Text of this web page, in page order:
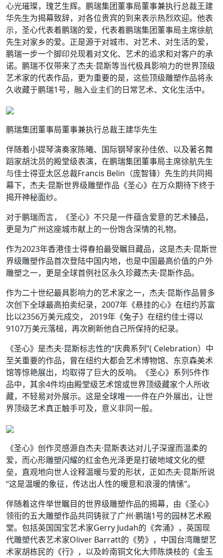
心光璀璨，瑰艺生辉。鹏瑞集团董事局董事兼执行总裁王建
华先生为揭幕致辞，对各位贵宾的到来表示热烈欢迎。他表
示，圣心代表着鹏瑞的爱，代表着鹏瑞集团董事局主席徐航
先生对家乡的爱。正是源于对城市、对艺术、对生活的爱，
鹏瑞一步一个脚印兑现着对文化、艺术的追求和对客户的承
诺。鹏瑞不仅带来了杰夫·昆斯等当代极具影响力的世界顶级
艺术家的代表作品，更为重要的是，这些顶级雕塑作品将永
久收藏于鹏瑞1号，融入业主们的日常艺术、文化生活中。
鹏瑞集团董事局董事兼执行总裁王建华先生
伴随着小提琴演奏家陈曦、国际钢琴家孙佳依、以及著名舞
蹈家胡沈员的殿堂级表演，在鹏瑞集团董事局主席徐航先生
与佳士得亚太区总裁Francis Belin（庞智锋）先生的共同揭
幕下，杰夫·昆斯世界级雕塑作品《圣心》在万众期待下终于
揭开神秘面纱。
对于鹏瑞而言，《圣心》不只是一件蕴含爱意的艺术臻品，
更是为广州这座城市献上的一份饱含深情的礼物。
作为2023年香港佳士得春拍最受瞩目藏品，这是杰夫·昆斯世
界级雕塑作品首次登陆中国内地，也是中国最高价值的户外
雕塑之一，更是全球首例社区永久珍藏杰夫·昆斯作品。
作为二十世纪最具影响力的艺术家之一，杰夫·昆斯作品曾多
次创下全球最高拍卖纪录，2007年《悬挂的心》在纽约苏富
比以2356万美元成交， 2019年《兔子》在纽约佳士得以
9107万美元落槌，再次刷新他自己所保持的纪录。
《圣心》是杰夫·昆斯标志性的“庆典系列”( Celebration）中
至关重要的作品，曾在纽约大都会艺术博物馆、东京森美术
馆等惊艳展出，均取得了巨大的反响。《圣心》系列5件作
品中，其余4件均由殿堂级艺术馆或世界顶级藏家个人所收
藏，不轻易对外展示。这是全球唯一一件在户外展出，让世
界顶级艺术真正触手可及，意义非同一般。
《圣心》创作灵感源自杰夫·昆斯表达对儿子深邃而温柔的
爱，而心形雕塑闪耀的红金色光泽更是打破地域文化的壁
垒，直观地向世人诠释温暖与爱的形状，正如杰夫·昆斯所说
“这是温暖的象征，传达出人性的暖意和浪漫的情愫”。
伴随着这件举世瞩目的世界级雕塑作品的揭幕，由《圣心》
领衔的五大雕塑作品共同铸就了广州·鹏瑞1号的园林艺术殿
堂。包括英国国宝艺术家Gerry Judah的《奔涌》，英国现
代雕塑代表艺术家Oliver Barratt的《势》，中国台湾雕塑艺
术家胡栋民的《行》，以及岭南铜文化大师陈焕枝的《金玉